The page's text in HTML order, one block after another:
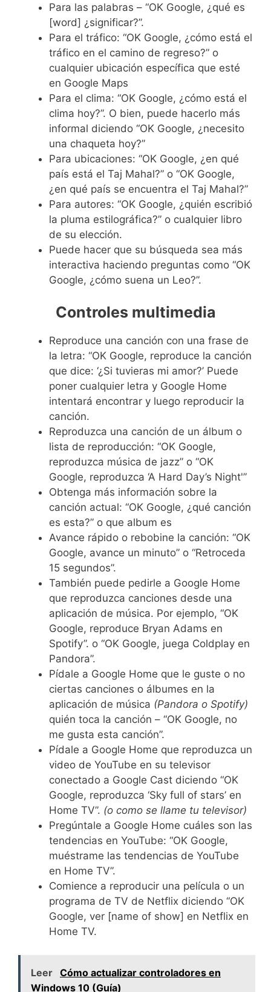
Para las palabras – “OK Google, ¿qué es
[word] ¿significar?”.
Para el tráfico: “OK Google, ¿cómo está el
tráfico en el camino de regreso?” o
cualquier ubicación específica que esté
en Google Maps
Para el clima: “OK Google, ¿cómo está el
clima hoy?”. O bien, puede hacerlo más
informal diciendo “OK Google, ¿necesito
una chaqueta hoy?”
Para ubicaciones: “OK Google, ¿en qué
país está el Taj Mahal?” o “OK Google,
¿en qué país se encuentra el Taj Mahal?”
Para autores: “OK Google, ¿quién escribió
la pluma estilográfica?” o cualquier libro
de su elección.
Puede hacer que su búsqueda sea más
interactiva haciendo preguntas como “OK
Google, ¿cómo suena un Leo?”.
Controles multimedia
Reproduce una canción con una frase de
la letra: “OK Google, reproduce la canción
que dice: ‘¿Si tuvieras mi amor?’ Puede
poner cualquier letra y Google Home
intentará encontrar y luego reproducir la
canción.
Reproduzca una canción de un álbum o
lista de reproducción: “OK Google,
reproduzca música de jazz” o “OK
Google, reproduzca ‘A Hard Day’s Night'”
Obtenga más información sobre la
canción actual: “OK Google, ¿qué canción
es esta?” o que album es
Avance rápido o rebobine la canción: “OK
Google, avance un minuto” o “Retroceda
15 segundos”.
También puede pedirle a Google Home
que reproduzca canciones desde una
aplicación de música. Por ejemplo, “OK
Google, reproduce Bryan Adams en
Spotify”. o “OK Google, juega Coldplay en
Pandora”.
Pídale a Google Home que le guste o no
ciertas canciones o álbumes en la
aplicación de música (Pandora o Spotify)
quién toca la canción – “OK Google, no
me gusta esta canción”.
Pídale a Google Home que reproduzca un
video de YouTube en su televisor
conectado a Google Cast diciendo “OK
Google, reproduzca ‘Sky full of stars’ en
Home TV”. (o como se llame tu televisor)
Pregúntale a Google Home cuáles son las
tendencias en YouTube: “OK Google,
muéstrame las tendencias de YouTube
en Home TV”.
Comience a reproducir una película o un
programa de TV de Netflix diciendo “OK
Google, ver [name of show] en Netflix en
Home TV.
Leer Cómo actualizar controladores en
Windows 10 (Guía)